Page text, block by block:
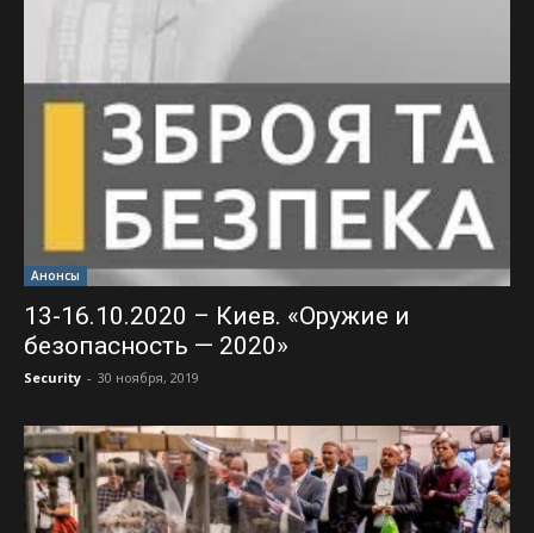
Анонсы
13-16.10.2020 – Киев. «Оружие и
безопасность — 2020»
Security - 30 ноября, 2019